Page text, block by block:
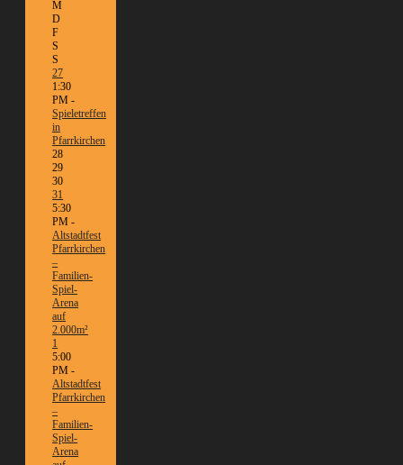
M
D
F
S
S
27
1:30
PM -
Spieletreffen
in
Pfarrkirchen
28
29
30
31
5:30
PM -
Altstadtfest
Pfarrkirchen
–
Familien-
Spiel-
Arena
auf
2.000m²
1
5:00
PM -
Altstadtfest
Pfarrkirchen
–
Familien-
Spiel-
Arena